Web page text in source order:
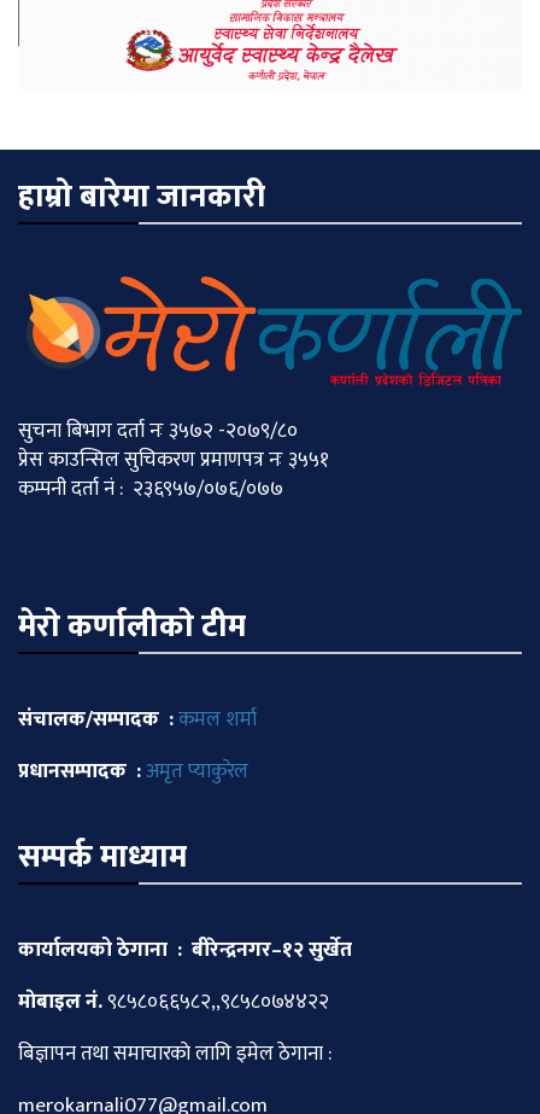
हाम्रो बारेमा जानकारी
सुचना बिभाग दर्ता नः ३५७२ -२०७९/८०
प्रेस काउन्सिल सुचिकरण प्रमाणपत्र नः ३५५१
कम्पनी दर्ता नं : २३६९५७/०७६/०७७
मेराे कर्णालीकाे टीम
संचालक/सम्पादक :कमल शर्मा
प्रधानसम्पादक :अमृत प्याकुरेल
सम्पर्क माध्याम
कार्यालयको ठेगाना : बीरेन्द्रनगर–१२ सुर्खेत
माेबाइल नं.९८५८०६६५८२,,९८५८०७४४२२
बिज्ञापन तथा समाचारकाे लागि इमेल ठेगाना :
merokarnali077@gmail.com